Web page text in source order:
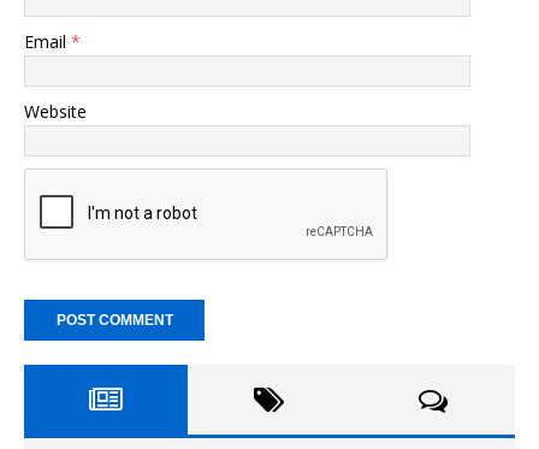
Email *
Website